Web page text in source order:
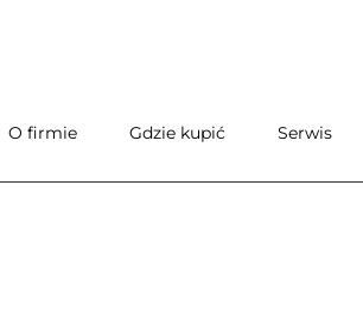
O firmie Gdzie kupić Serwis